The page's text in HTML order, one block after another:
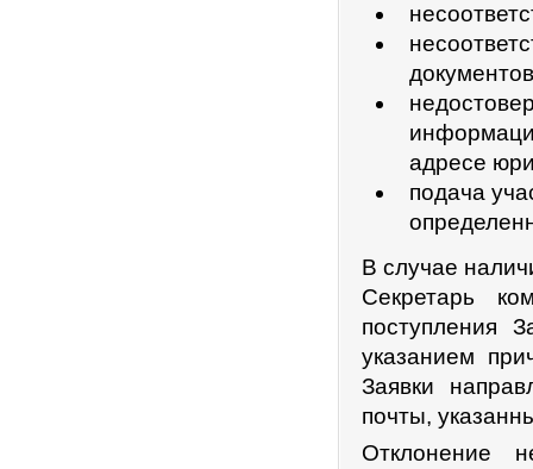
адресе
подача
В случае
Секретарь
поступления
указанием
Заявки
почты,
Отклонение